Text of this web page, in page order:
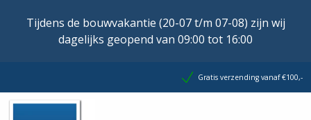
Tijdens de bouwvakantie (20-07 t/m 07-08) zijn wij
dagelijks geopend van 09:00 tot 16:00
Gratis verzending vanaf €100,-